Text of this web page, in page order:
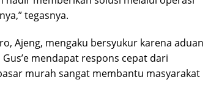
tegasnya.
Ajeng, mengaku bersyukur karena aduan
mendapat respons cepat dari
murah sangat membantu masyarakat